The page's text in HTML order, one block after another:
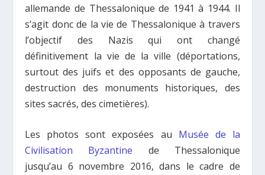
allemande de Thessalonique de 1941 à 1944. Il
s’agit donc de la vie de Thessalonique à travers
l’objectif des Nazis qui ont changé
définitivement la vie de la ville (déportations,
surtout des juifs et des opposants de gauche,
destruction des monuments historiques, des
sites sacrés, des cimetières).
Les photos sont exposées au Musée de la
Civilisation Byzantine de Thessalonique
jusqu’au 6 novembre 2016, dans le cadre de